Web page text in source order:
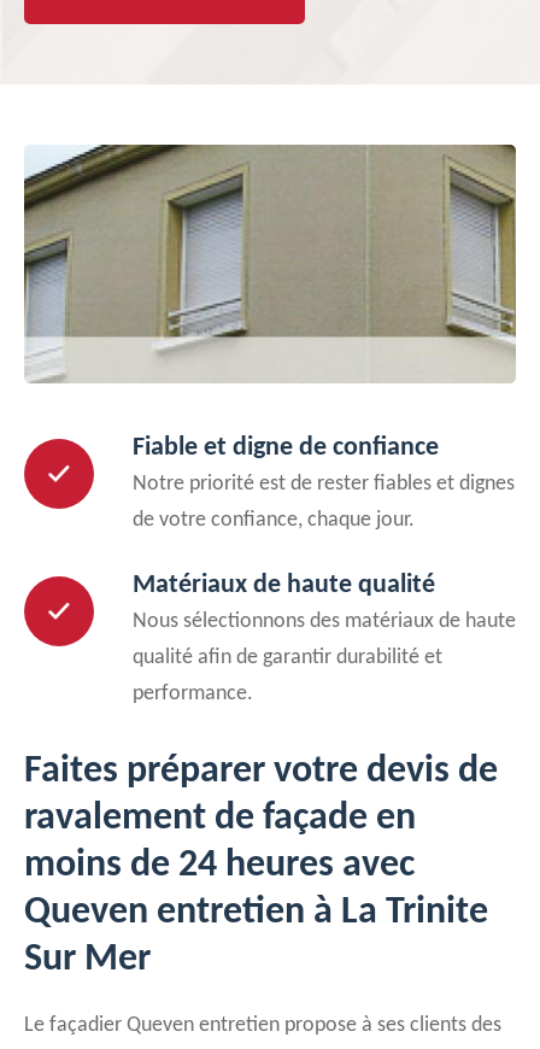
Fiable et digne de confiance
Notre priorité est de rester fiables et dignes
de votre confiance, chaque jour.
Matériaux de haute qualité
Nous sélectionnons des matériaux de haute
qualité afin de garantir durabilité et
performance.
Faites préparer votre devis de
ravalement de façade en
moins de 24 heures avec
Queven entretien à La Trinite
Sur Mer
Le façadier Queven entretien propose à ses clients des